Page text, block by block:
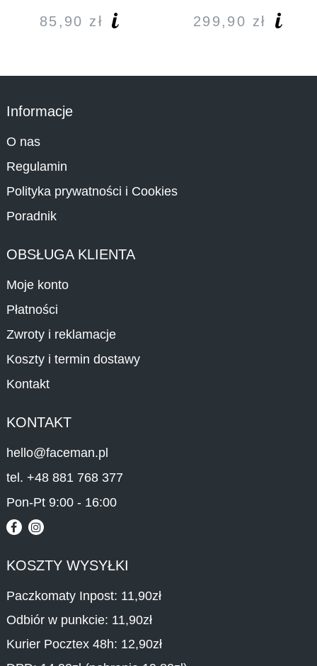
85,90 zł 299,90 zł
Informacje
O nas
Regulamin
Polityka prywatności i Cookies
Poradnik
OBSŁUGA KLIENTA
Moje konto
Płatności
Zwroty i reklamacje
Koszty i termin dostawy
Kontakt
KONTAKT
hello@faceman.pl
tel. +48 881 768 377
Pon-Pt 9:00 - 16:00
KOSZTY WYSYŁKI
Paczkomaty Inpost: 11,90zł
Odbiór w punkcie: 11,90zł
Kurier Pocztex 48h: 12,90zł